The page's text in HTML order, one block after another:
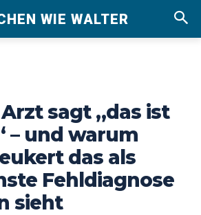
WIE WALTER
sagt „das ist
– und warum
das als
Fehldiagnose
sieht